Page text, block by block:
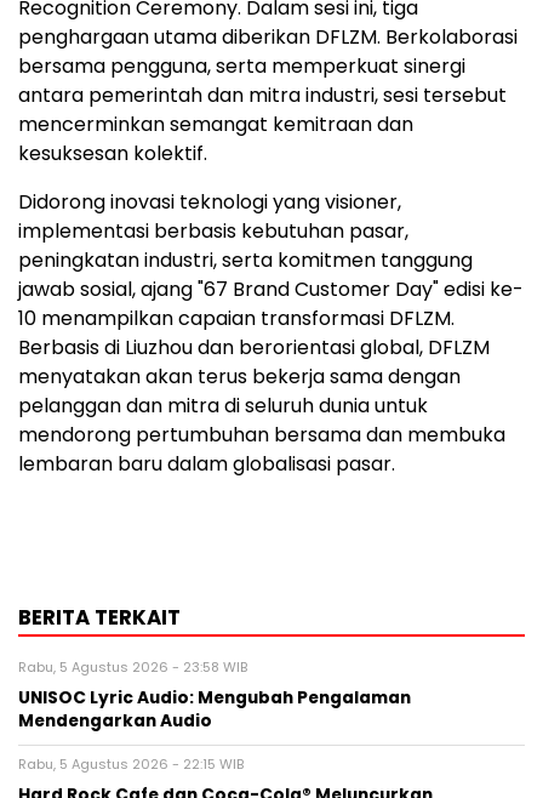
Recognition Ceremony. Dalam sesi ini, tiga
penghargaan utama diberikan DFLZM. Berkolaborasi
bersama pengguna, serta memperkuat sinergi
antara pemerintah dan mitra industri, sesi tersebut
mencerminkan semangat kemitraan dan
kesuksesan kolektif.
Didorong inovasi teknologi yang visioner,
implementasi berbasis kebutuhan pasar,
peningkatan industri, serta komitmen tanggung
jawab sosial, ajang "67 Brand Customer Day" edisi ke-
10 menampilkan capaian transformasi DFLZM.
Berbasis di Liuzhou dan berorientasi global, DFLZM
menyatakan akan terus bekerja sama dengan
pelanggan dan mitra di seluruh dunia untuk
mendorong pertumbuhan bersama dan membuka
lembaran baru dalam globalisasi pasar.
BERITA TERKAIT
Rabu, 5 Agustus 2026 - 23:58 WIB
UNISOC Lyric Audio: Mengubah Pengalaman
Mendengarkan Audio
Rabu, 5 Agustus 2026 - 22:15 WIB